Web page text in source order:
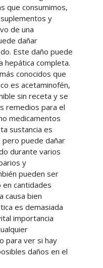
que consumimos,
y
de una
dañar
Este daño puede
hepática completa.
conocidos que
es acetaminofén,
sin receta y se
remedios para el
medicamentos
sustancia es
pero puede dañar
durante varios
y
pueden ser
en cantidades
causa bien
es demasiada
importancia
para ver si hay
daños en el